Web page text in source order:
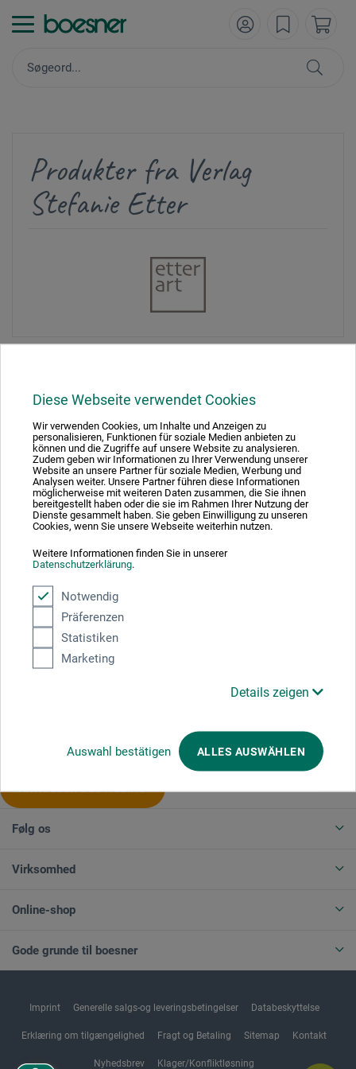
Diese Webseite verwendet Cookies
Wir verwenden Cookies, um Inhalte und Anzeigen zu
personalisieren, Funktionen für soziale Medien anbieten zu
können und die Zugriffe auf unsere Website zu analysieren.
Zudem geben wir Informationen zu Ihrer Verwendung unserer
Website an unsere Partner für soziale Medien, Werbung und
Analysen weiter. Unsere Partner führen diese Informationen
möglicherweise mit weiteren Daten zusammen, die Sie ihnen
bereitgestellt haben oder die sie im Rahmen Ihrer Nutzung der
Dienste gesammelt haben. Sie geben Einwilligung zu unseren
Cookies, wenn Sie unsere Webseite weiterhin nutzen.
Weitere Informationen finden Sie in unserer
Datenschutzerklärung.
Notwendig
Präferenzen
Statistiken
Marketing
Details zeigen
Auswahl bestätigen ALLES AUSWÄHLEN
Produkter fra Verlag
Stefanie Etter
1
Absolut sikker
Betalingsmetoder
ANNULLER BESTILLING
Følg os
Virksomhed
Online-shop
Gode grunde til boesner
Imprint Generelle salgs-og leveringsbetingelser Databeskyttelse
Erklæring om tilgængelighed Fragt og Betaling Sitemap Kontakt
Nyhedsbrev Klager/Konfliktløsning